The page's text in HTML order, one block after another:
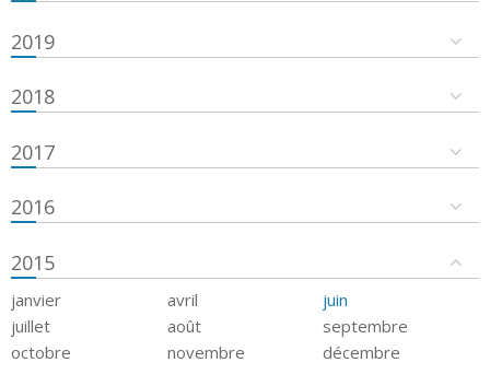
2019
2018
2017
2016
2015
janvier avril
juin
juillet
août
septembre
octobre
novembre décembre